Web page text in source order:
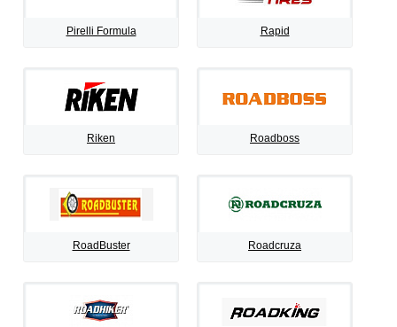
Pirelli Formula Rapid
Riken Roadboss
RoadBuster Roadcruza